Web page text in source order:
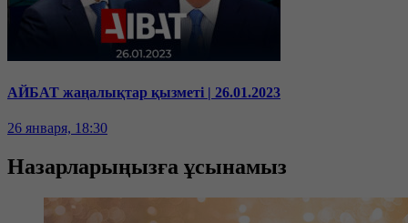
АЙБАТ жаңалықтар қызметі | 26.01.2023
26 января, 18:30
Назарларыңызға ұсынамыз